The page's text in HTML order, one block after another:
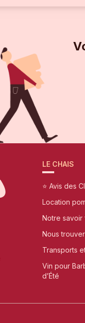
LE CHAIS
⭐ Avis des
Location
Notre savoir
Nous trouver
Transports
Vin pour
d’Été